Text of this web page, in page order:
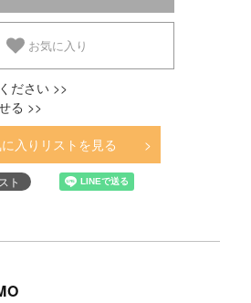
お気に入り
ださい >>
る >>
入りリストを見る